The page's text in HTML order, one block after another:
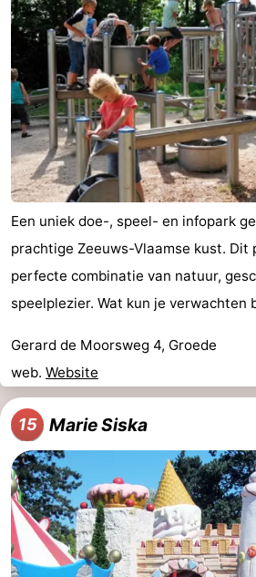
Een uniek doe-, speel- en infopark
prachtige Zeeuws-Vlaamse kust. Dit
perfecte combinatie van natuur,
speelplezier. Wat kun je verwachten
Gerard de Moorsweg 4, Groede
web. Website
15 Marie Siska